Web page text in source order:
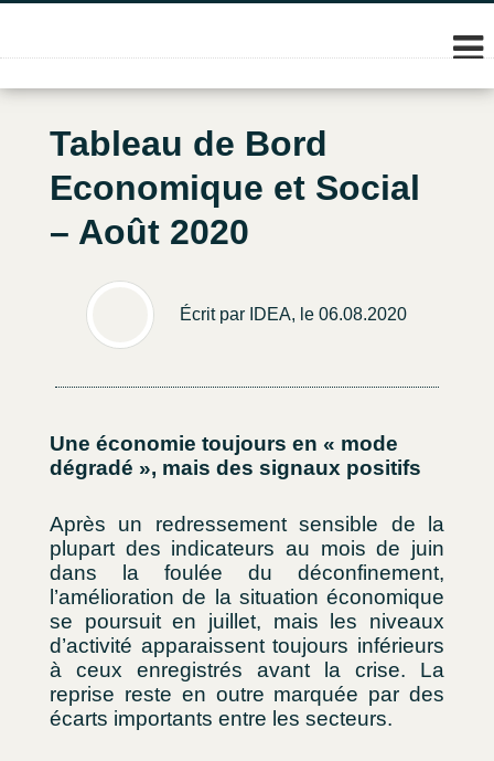
Skip
Tableau de Bord
Economique et Social
– Août 2020
Écrit par IDEA, le 06.08.2020
Une économie toujours en « mode
dégradé », mais des signaux positifs
Après un redressement sensible de la
plupart des indicateurs au mois de juin
dans la foulée du déconfinement,
l’amélioration de la situation économique
se poursuit en juillet, mais les niveaux
d’activité apparaissent toujours inférieurs
à ceux enregistrés avant la crise. La
reprise reste en outre marquée par des
écarts importants entre les secteurs.